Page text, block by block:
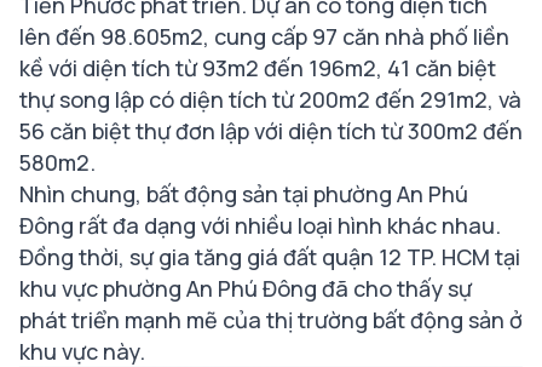
lên đến 98.605m2, cung cấp 97 căn nhà phố liền
kề với diện tích từ 93m2 đến 196m2, 41 căn biệt
thự song lập có diện tích từ 200m2 đến 291m2, và
56 căn biệt thự đơn lập với diện tích từ 300m2 đến
580m2.
Nhìn chung, bất động sản tại phường An Phú
Đông rất đa dạng với nhiều loại hình khác nhau.
Đồng thời, sự gia tăng giá đất quận 12 TP. HCM tại
khu vực phường An Phú Đông đã cho thấy sự
phát triển mạnh mẽ của thị trường bất động sản ở
khu vực này.